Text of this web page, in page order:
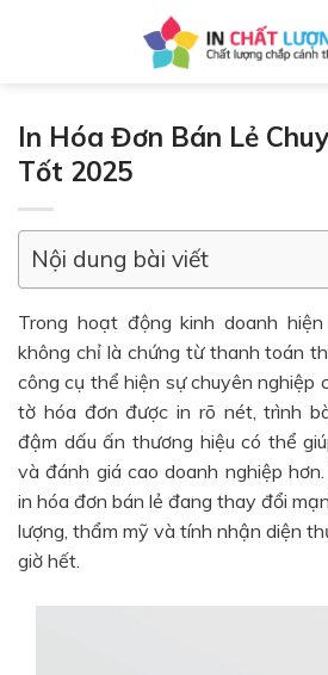
In Hóa Đơn Bán Lẻ
Tốt 2025
Nội dung bài viết
Trong hoạt động kinh doanh
không chỉ là chứng từ thanh toán
công cụ thể hiện sự chuyên nghiệp
tờ hóa đơn được in rõ nét, trình
đậm dấu ấn thương hiệu có thể
và đánh giá cao doanh nghiệp
in hóa đơn bán lẻ đang thay đổi
lượng, thẩm mỹ và tính nhận diện
giờ hết.